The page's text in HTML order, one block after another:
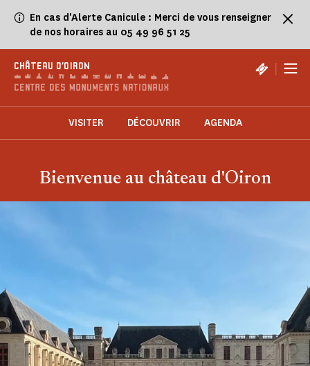
En cas d'Alerte Canicule : Merci de vous renseigner
de nos horaires au 05 49 96 51 25
CHÂTEAU D'OIRON |
VISITER DÉCOUVRIR AGENDA
Bienvenue au château d'Oiron